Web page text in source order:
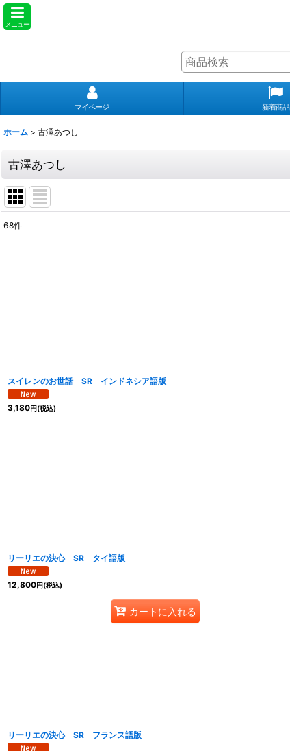
メニュー
マイページ 新着商品
ホーム > 古澤あつし
古澤あつし
68件
スイレンのお世話 SR インドネシア語版
3,180円(税込)
リーリエの決心 SR タイ語版
12,800円(税込)
カートに入れる
リーリエの決心 SR フランス語版